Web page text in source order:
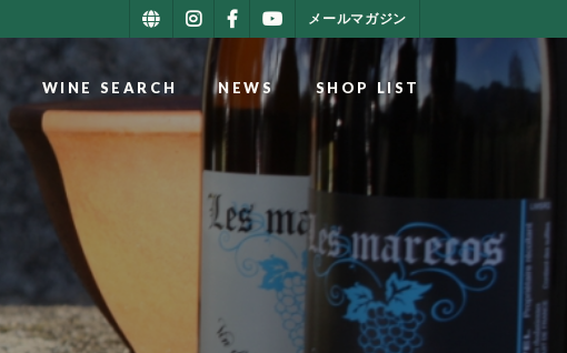
メールマガジン
WINE SEARCH NEWS SHOP LIST